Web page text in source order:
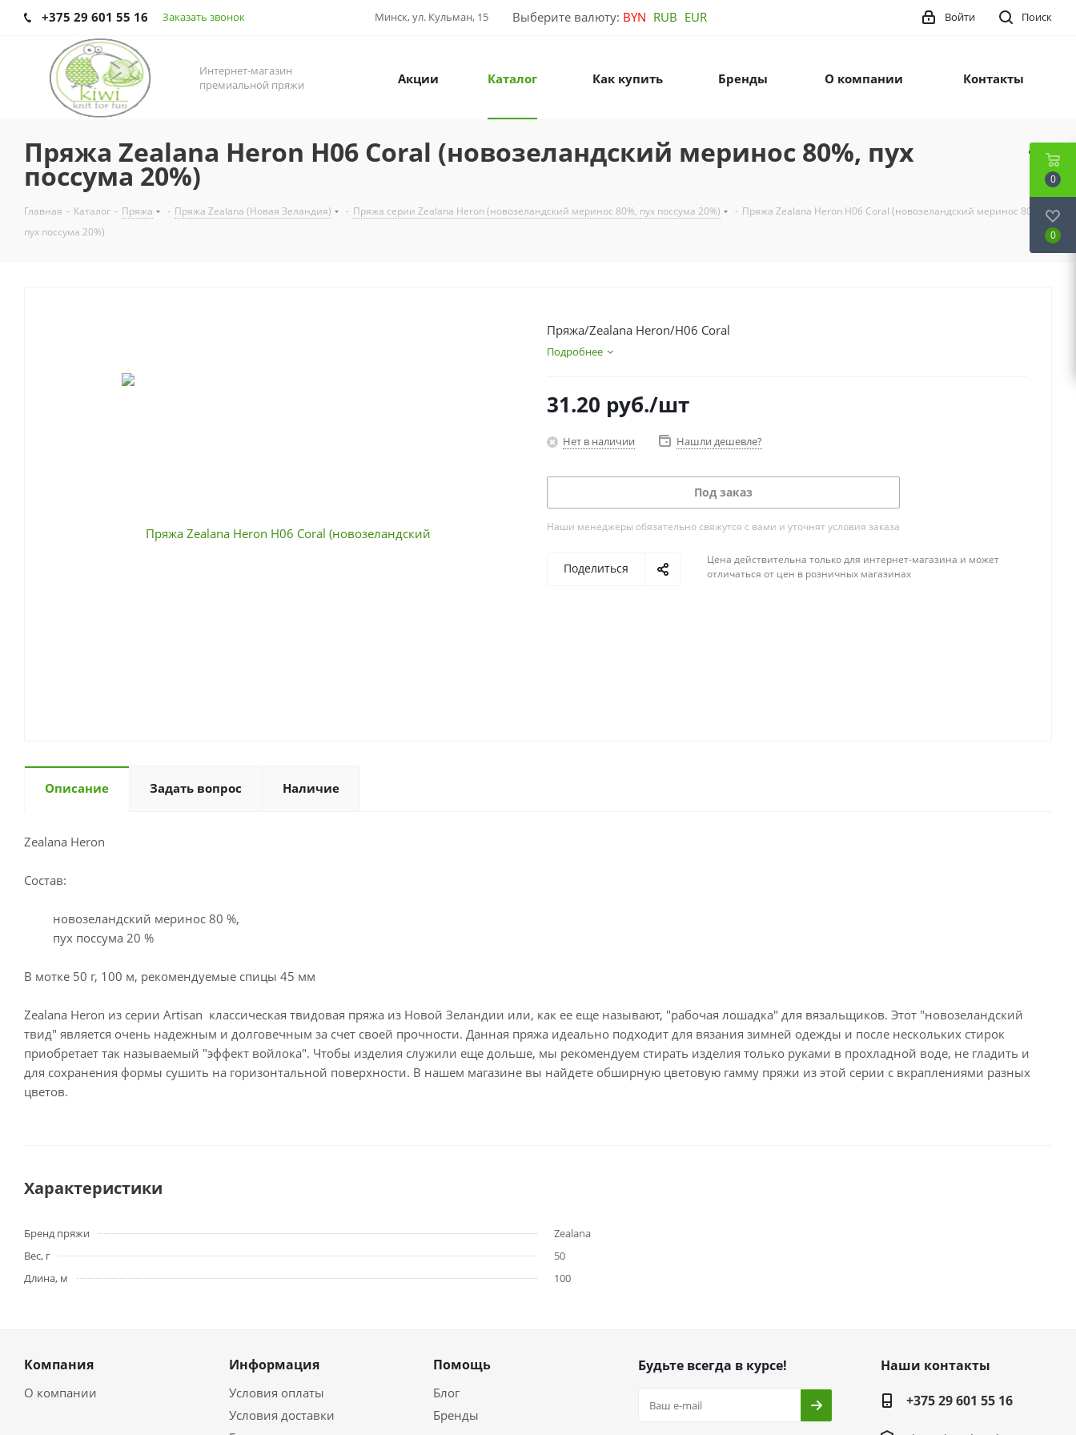
+375 29 601 55 16 Заказать звонок Минск, ул. Кульман, 15 Выберите валюту: BYN RUB EUR Поиск
Войти
Интернет-магазин
премиальной пряжи
Акции Каталог Как купить Бренды О компании Контакты
Пряжа Zealana Heron H06 Coral (новозеландский меринос 80%, пух
поссума 20%)
Главная - Каталог - Пряжа - Пряжа Zealana (Новая Зеландия) - Пряжа серии Zealana Heron (новозеландский меринос 80%, пух поссума 20%) - Пряжа Zealana Heron H06 Coral (новозеландский меринос 80%,
пух поссума 20%)
Пряжа/Zealana Heron/H06 Coral
Подробнее
31.20 руб./шт
Нет в наличии Нашли дешевле?
Под заказ
Наши менеджеры обязательно свяжутся с вами и уточнят условия заказа
Поделиться
Цена действительна только для интернет-магазина и может
отличаться от цен в розничных магазинах
Описание Задать вопрос Наличие
Zealana Heron
Состав:
новозеландский меринос 80 %,
пух поссума 20 %
В мотке 50 г, 100 м, рекомендуемые спицы 45 мм
Zealana Heron из серии Artisan классическая твидовая пряжа из Новой Зеландии или, как ее еще называют, "рабочая лошадка" для вязальщиков. Этот "новозеландский
твид" является очень надежным и долговечным за счет своей прочности. Данная пряжа идеально подходит для вязания зимней одежды и после нескольких стирок
приобретает так называемый "эффект войлока". Чтобы изделия служили еще дольше, мы рекомендуем стирать изделия только руками в прохладной воде, не гладить и
для сохранения формы сушить на горизонтальной поверхности. В нашем магазине вы найдете обширную цветовую гамму пряжи из этой серии с вкраплениями разных
цветов.
Характеристики
Бренд пряжи
Zealana
Вес, г
50
Длина, м
100
Компания
О компании
Информация
Условия оплаты
Условия доставки
Помощь
Блог
Бренды
Будьте всегда в курсе!
Наши контакты
+375 29 601 55 16
0
0